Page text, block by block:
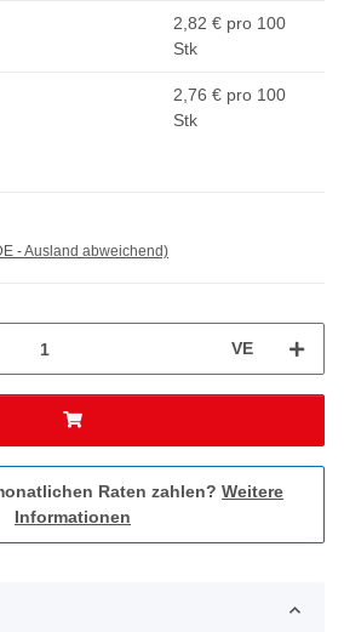
2,82 € pro 100
Stk
2,76 € pro 100
Stk
- Ausland abweichend)
VE
Raten zahlen? Weitere
Informationen